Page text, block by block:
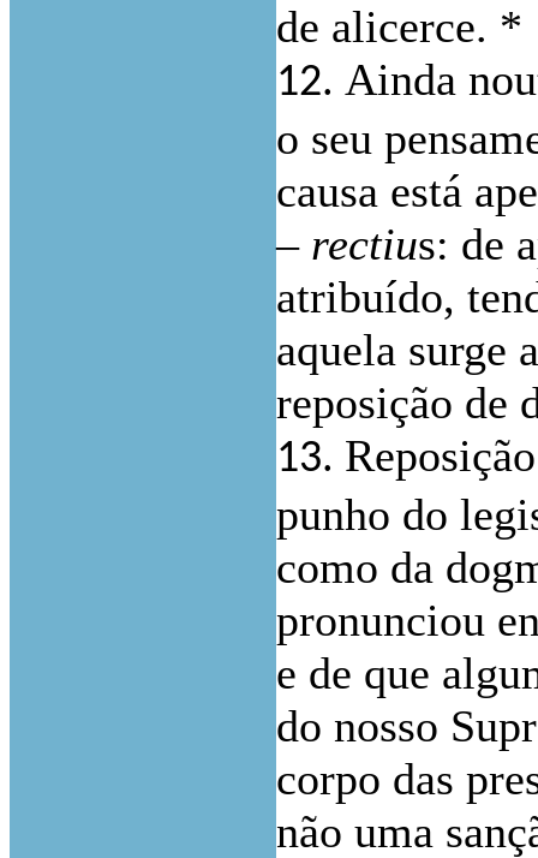
de alicerce. *
12. Ainda
o seu
causa está
– rectius: de
atribuído,
aquela surge
reposição de
13.
punho do
como da
pronunciou
e de que
do nosso
corpo das
não uma